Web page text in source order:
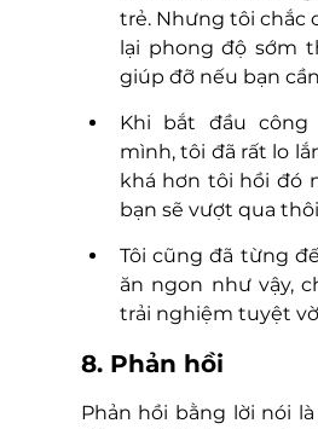
trẻ. Nhưng tôi chắc
lại phong độ sớm
giúp đỡ nếu bạn
Khi bắt đầu
mình, tôi đã rất lo
khá hơn tôi hồi đó
bạn sẽ vượt qua
Tôi cũng đã từng
ăn ngon như vậy,
trải nghiệm tuyệt
8. Phản hồi
Phản hồi bằng lời nói